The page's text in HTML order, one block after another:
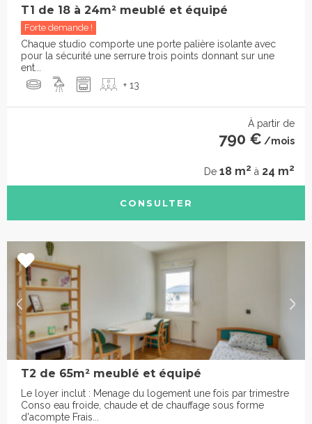
T1 de 18 à 24m² meublé et équipé
Forte demande !
Chaque studio comporte une porte palière isolante avec
pour la sécurité une serrure trois points donnant sur une
ent...
+ 13
À partir de
790 € /mois
De 18 m2 à 24 m2
CONSULTER
T2 de 65m² meublé et équipé
Le loyer inclut : Menage du logement une fois par trimestre
Conso eau froide, chaude et de chauffage sous forme
d'acompte Frais...